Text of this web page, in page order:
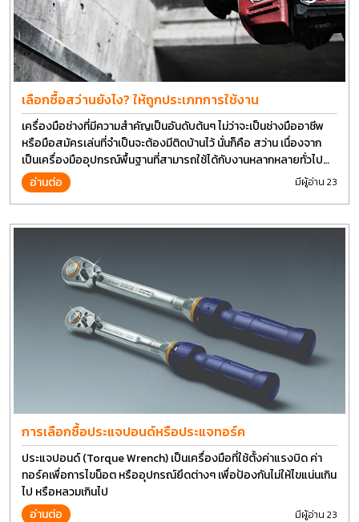
เลือกซื้อสว่านยังไง? ให้ถูกประเภทการใช้งาน
เครื่องมือช่างที่มีความสำคัญเป็นอันดับต้นๆ ไม่ว่าจะเป็นช่างมืออาชีพ
หรือมือสมัครเล่นที่จำเป็นจะต้องมีติดบ้านไว้ นั่นก็คือ สว่าน เนื่องจาก
เป็นเครื่องมืออุปกรณ์พื้นฐานที่สามารถใช้ได้กับงานหลากหลายทั่วไป
เรียกว่า เป็นเครื่องมือที่ใช้ง่าย ใครๆก็สามารถใช้ได้
อ่านต่อ มีผู้อ่าน 23
การเลือกซื้อประแจปอนด์หรือประแจทอร์ค
ประแจปอนด์ (Torque Wrench) เป็นเครื่องมือที่ใช้ตั้งค่าแรงบิด ค่า
ทอร์คเพื่อการไขน็อต หรืออุปกรณ์ยึดต่างๆ เพื่อป้องกันไม่ให้ไขแน่นเกิน
ไป หรือหลวมเกินไป
อ่านต่อ
มีผู้อ่าน 23